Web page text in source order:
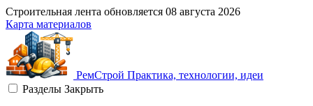
Строительная лента обновляется 08 августа 2026
Карта материалов
РемСтрой Практика, технологии, идеи
Разделы Закрыть